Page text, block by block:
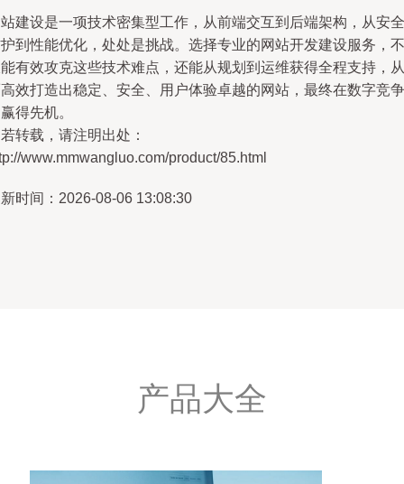
建设是一项技术密集型工作，从前端交互到后端架构，从安全
到性能优化，处处是挑战。选择专业的网站开发建设服务，不
有效攻克这些技术难点，还能从规划到运维获得全程支持，从
效打造出稳定、安全、用户体验卓越的网站，最终在数字竞争
得先机。
转载，请注明出处：
www.mmwangluo.com/product/85.html
时间：2026-08-06 13:08:30
产品大全